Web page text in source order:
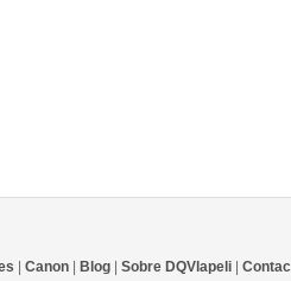
Canon Blog Sobre DQVlapeli